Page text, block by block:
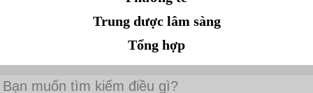
Trung dược lâm sàng
Tổng hợp